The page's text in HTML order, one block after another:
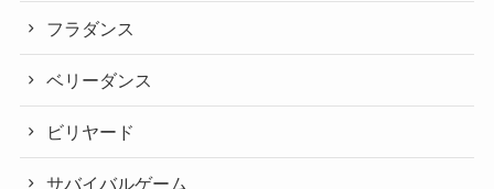
フラダンス
ベリーダンス
ビリヤード
サバイバルゲーム